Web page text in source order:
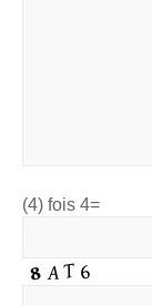
(4) fois 4=